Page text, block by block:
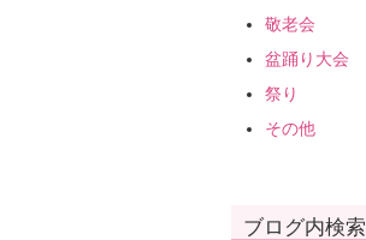
敬老会
盆踊り大会
祭り
その他
ブログ内検索